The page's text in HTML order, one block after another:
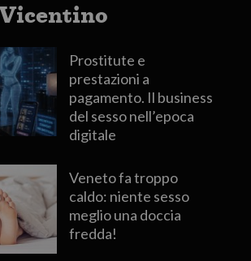
Prostitute e
prestazioni a
pagamento. Il business
del sesso nell’epoca
digitale
Veneto fa troppo
caldo: niente sesso
meglio una doccia
fredda!